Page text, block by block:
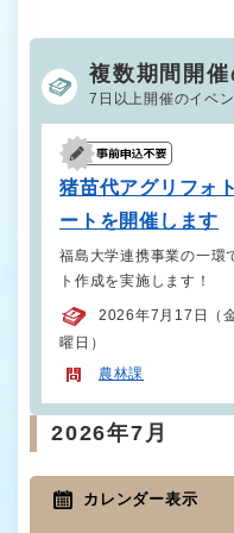
複数期間開催
7日以上開催のイベ
猪苗代アグリフォ
ートを開催します
福島大学連携事業の一環
ト作成を実施します！
2026年7月17日（
曜日）
農林課
2026年7月
カレンダー表示